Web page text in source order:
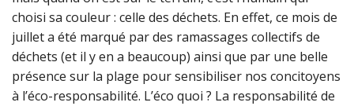
choisi sa couleur : celle des déchets. En effet, ce mois de
juillet a été marqué par des ramassages collectifs de
déchets (et il y en a beaucoup) ainsi que par une belle
présence sur la plage pour sensibiliser nos concitoyens
à l’éco-responsabilité. L’éco quoi ? La responsabilité de